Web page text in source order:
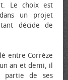
Le choix est
un projet
décide de
entre Corrèze
an et demi, il
partie de ses